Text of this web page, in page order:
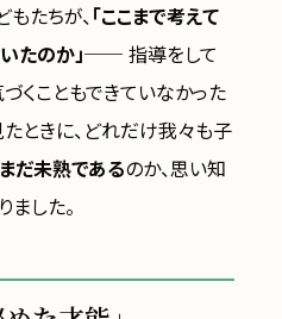
たちが、 「ここまで考えて
たのか」── 指導をして
くこともできていなかった
ときに、どれだけ我々も子
だ未熟であるのか、思い知
した。